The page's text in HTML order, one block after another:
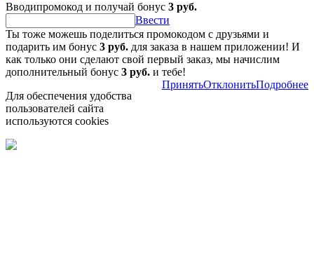
Вводипромокод и получай бонус 3 руб.
Ввести
Ты тоже можешь поделиться промокодом с друзьями и
подарить им бонус 3 руб. для заказа в нашем приложении! И
как только они сделают свой первый заказ, мы начислим
дополнительный бонус 3 руб. и тебе!
Для обеспечения удобства
пользователей сайта
используются cookies
ПринятьОтклонитьПодробнее